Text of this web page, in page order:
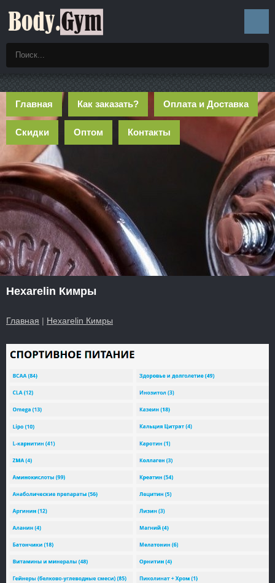
Главная Как заказать? Оплата и Доставка
Скидки Оптом Контакты
Hexarelin Кимры
Главная | Hexarelin Кимры